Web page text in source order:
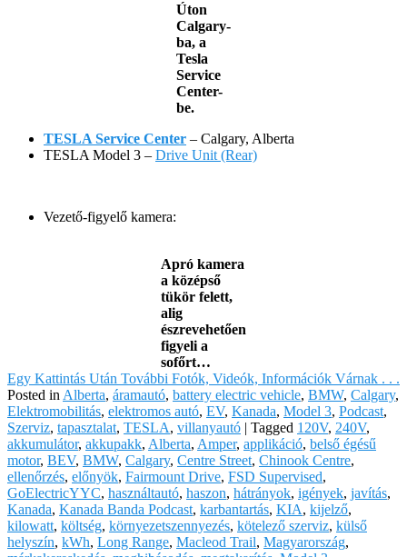
Úton
Calgary-
ba, a
Tesla
Service
Center-
be.
TESLA Service Center – Calgary, Alberta
TESLA Model 3 – Drive Unit (Rear)
Vezető-figyelő kamera:
Apró kamera
a középső
tükör felett,
alig
észrevehetően
figyeli a
sofőrt…
Egy Kattintás Után További Fotók, Videók, Információk Várnak . . .
Posted in Alberta, áramautó, battery electric vehicle, BMW, Calgary,
Elektromobilitás, elektromos autó, EV, Kanada, Model 3, Podcast,
Szerviz, tapasztalat, TESLA, villanyautó | Tagged 120V, 240V,
akkumulátor, akkupakk, Alberta, Amper, applikáció, belső égésű
motor, BEV, BMW, Calgary, Centre Street, Chinook Centre,
ellenőrzés, előnyök, Fairmount Drive, FSD Supervised,
GoElectricYYC, használtautó, haszon, hátrányok, igények, javítás,
Kanada, Kanada Banda Podcast, karbantartás, KIA, kijelző,
kilowatt, költség, környezetszennyezés, kötelező szerviz, külső
helyszín, kWh, Long Range, Macleod Trail, Magyarország,